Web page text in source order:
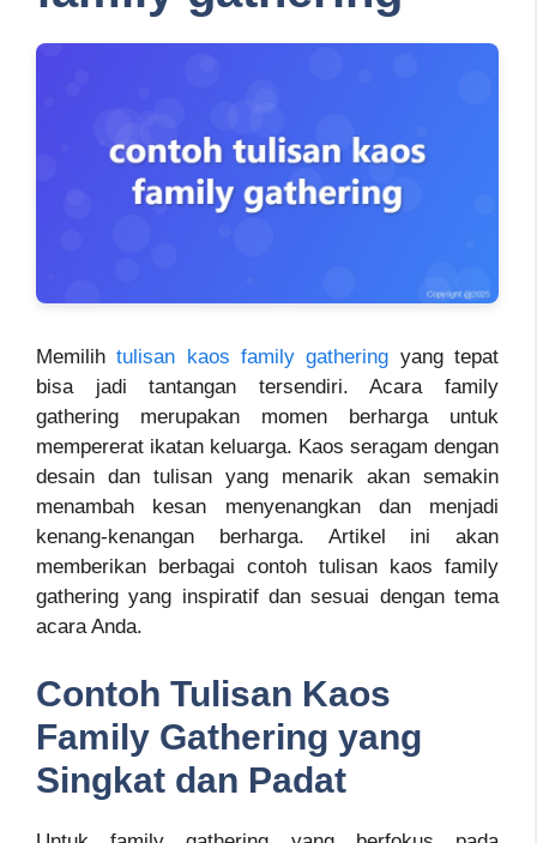
Memilihtulisan kaos family gathering yang tepat
bisa jadi tantangan tersendiri. Acara family
gathering merupakan momen berharga untuk
mempererat ikatan keluarga. Kaos seragam dengan
desain dan tulisan yang menarik akan semakin
menambah kesan menyenangkan dan menjadi
kenang-kenangan berharga. Artikel ini akan
memberikan berbagai contoh tulisan kaos family
gathering yang inspiratif dan sesuai dengan tema
acara Anda.
Contoh Tulisan Kaos
Family Gathering yang
Singkat dan Padat